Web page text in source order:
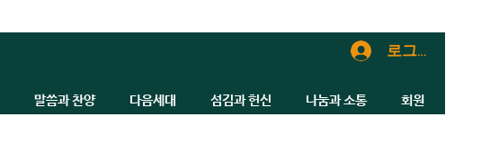
로그인
말씀과 찬양 다음세대 섬김과 헌신 나눔과 소통 회원